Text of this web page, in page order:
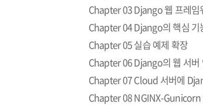
Chapter 03 Django 웹 프레임
Chapter 04 Django의 핵심 기
Chapter 05 실습 예제 확장
Chapter 06 Django의 웹 서버
Chapter 07 Cloud 서버에
Chapter 08 NGINX-Gunicorn